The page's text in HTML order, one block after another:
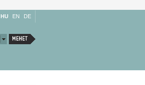
HU EN DE